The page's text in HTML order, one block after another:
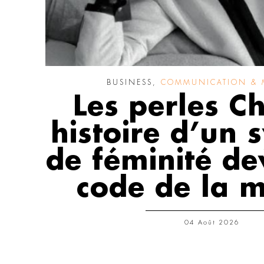
BUSINESS COMMUNICATION &
Les perles
histoire d’un
de féminité
code de la
04 Août 2026